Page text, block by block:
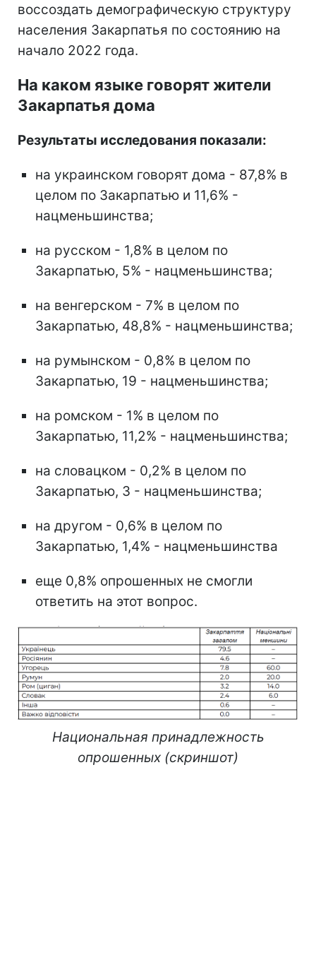
воссоздать демографическую структуру
населения Закарпатья по состоянию на
начало 2022 года.
На каком языке говорят жители
Закарпатья дома
Результаты исследования показали:
на украинском говорят дома - 87,8% в
целом по Закарпатью и 11,6% -
нацменьшинства;
на русском - 1,8% в целом по
Закарпатью, 5% - нацменьшинства;
на венгерском - 7% в целом по
Закарпатью, 48,8% - нацменьшинства;
на румынском - 0,8% в целом по
Закарпатью, 19 - нацменьшинства;
на ромском - 1% в целом по
Закарпатью, 11,2% - нацменьшинства;
на словацком - 0,2% в целом по
Закарпатью, 3 - нацменьшинства;
на другом - 0,6% в целом по
Закарпатью, 1,4% - нацменьшинства
еще 0,8% опрошенных не смогли
ответить на этот вопрос.
Национальная принадлежность
опрошенных (скриншот)